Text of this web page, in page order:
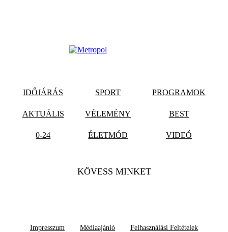
IDŐJÁRÁS SPORT PROGRAMOK
AKTUÁLIS VÉLEMÉNY BEST
0-24 ÉLETMÓD VIDEÓ
KÖVESS MINKET
Impresszum Médiaajánló Felhasználási Feltételek